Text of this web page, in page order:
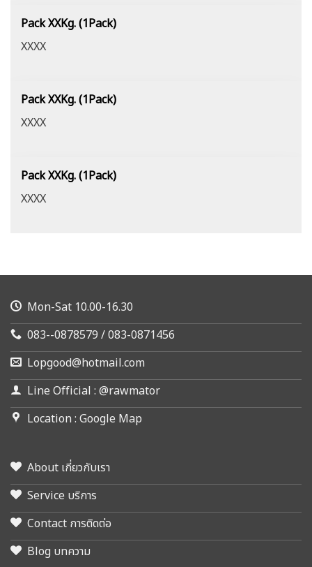
Pack XXKg. (1Pack)
XXXX
Pack XXKg. (1Pack)
XXXX
Pack XXKg. (1Pack)
XXXX
Mon-Sat 10.00-16.30
083--0878579 / 083-0871456
Lopgood@hotmail.com
Line Official : @rawmator
Location : Google Map
About เกี่ยวกับเรา
Service บริการ
Contact การติดต่อ
Blog บทความ